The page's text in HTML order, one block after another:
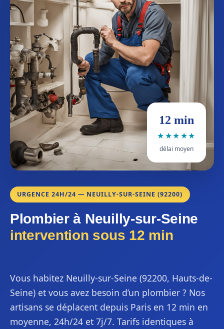
URGENCE 24H/24 — NEUILLY-SUR-SEINE (92200)
Plombier à Neuilly-sur-Seine
intervention sous 12 min
Vous habitez Neuilly-sur-Seine (92200, Hauts-de-
Seine) et vous avez besoin d’un plombier ? Nos
artisans se déplacent depuis Paris en 12 min en
moyenne, 24h/24 et 7j/7. Tarifs identiques à
12 min
★★★★★
délai moyen